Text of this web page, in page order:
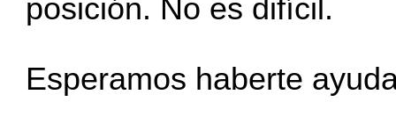
posición. No es difícil.
Esperamos haberte